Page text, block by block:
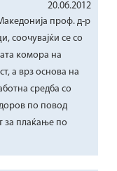
20.06.2012
проф. д-р
соочувајќи се со
комора на
а врз основа на
средба со
по повод
за плаќање по